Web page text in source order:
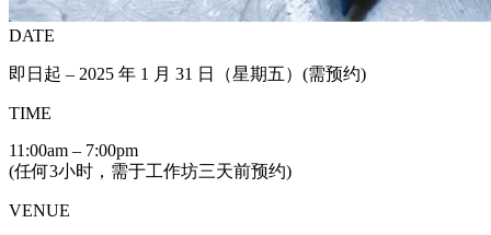
DATE
即日起 – 2025 年 1 月 31 日（星期五）(需预约)
TIME
11:00am – 7:00pm
(任何3小时，需于工作坊三天前预约)
VENUE